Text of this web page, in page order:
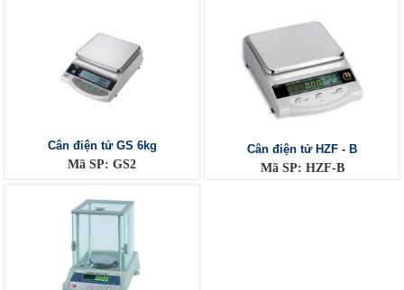
Cân điện tử GS 6kg
Mã SP: GS2
Cân điện tử HZF - B
Mã SP: HZF-B